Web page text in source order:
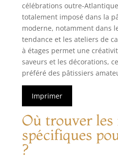
célébrations outre-
totalement imposé dans la
moderne, notamment dans
tendance et les ateliers de
à étages permet une
saveurs et les décorations,
préféré des pâtissiers
Imprimer
Où trouver
spécifiques
?